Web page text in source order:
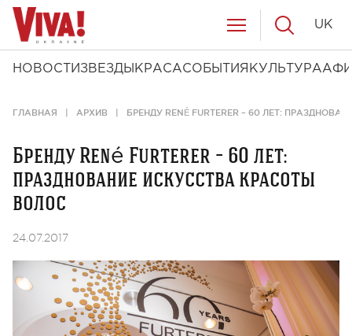
НОВОСТИ ЗВЕЗДЫ КРАСАСОБЫТИЯ КУЛЬТУРА
UK
ГЛАВНАЯ АРХИВ БРЕНДУ RENÉ FURTERER – 60 ЛЕТ:
Бренду René Furterer – 60 лет:
празднование искусства красоты
волос
24.07.2017